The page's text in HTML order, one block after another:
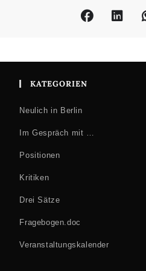
KATEGORIEN
Neulich in Berlin
Im Gespräch mit …
Positionen
Kritiken
Drei Sätze
Fragebogen.doc
Veranstaltungskalender